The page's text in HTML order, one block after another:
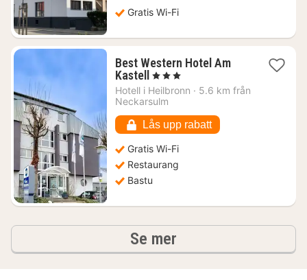
Gratis Wi-Fi
Best Western Hotel Am
Kastell 1
natt
från
kr.
, 3 Stjärnor
Hotell i Heilbronn · 5.6 km från
Neckarsulm
Lås upp rabatt
Gratis Wi-Fi
Restaurang
Bastu
Se mer